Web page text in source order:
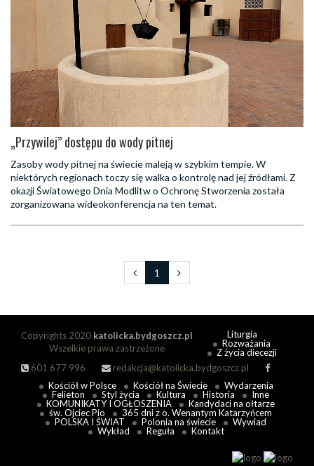
„Przywilej” dostępu do wody pitnej
Zasoby wody pitnej na świecie maleją w szybkim tempie. W
niektórych regionach toczy się walka o kontrolę nad jej źródłami. Z
okazji Światowego Dnia Modlitw o Ochronę Stworzenia została
zorganizowana wideokonferencja na ten temat.
1
Copyrights 2020 katolicka.bydgoszcz.pl
Wszelkie prawa zastrzeżone
601 677 996
redakcja@katolicka.bydgoszcz.pl
Liturgia
Rozważania
Z życia diecezji
Kościół w Polsce Kościół na Świecie
Wydarzenia
Felieton
Styl życia Kultura Historia
Inne
KOMUNIKATY I OGŁOSZENIA
Kandydaci na ołtarze
św. Ojciec Pio
365 dni z o. Wenantym Katarzyńcem
POLSKA I ŚWIAT
Polonia na świecie
Wywiad
Wykład
Reguła Kontakt